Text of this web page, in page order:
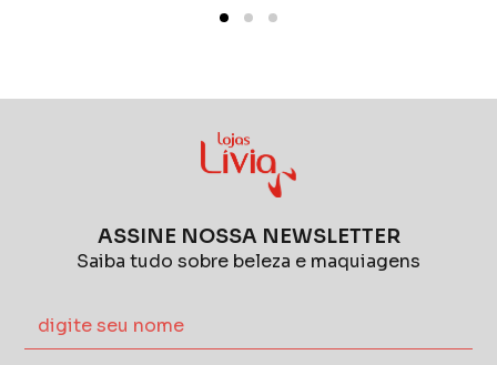
ASSINE NOSSA NEWSLETTER
Saiba tudo sobre beleza e maquiagens